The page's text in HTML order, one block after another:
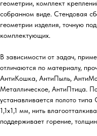
геометрии, комплект
собранном виде. Стендовая
геометрии изделия, точную
комплектующих.
В зависимости от задач,
отличаются по материалу,
АнтиКошка, АнтиПыль,
Металлическое, АнтиПтица.
устанавливается полото
1,1х1,1 мм, нить
поддерживает горение,